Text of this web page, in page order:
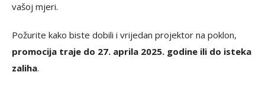
vašoj mjeri.
Požurite kako biste dobili i vrijedan projektor na poklon,
promocija traje do 27. aprila 2025. godine ili do isteka
zaliha.